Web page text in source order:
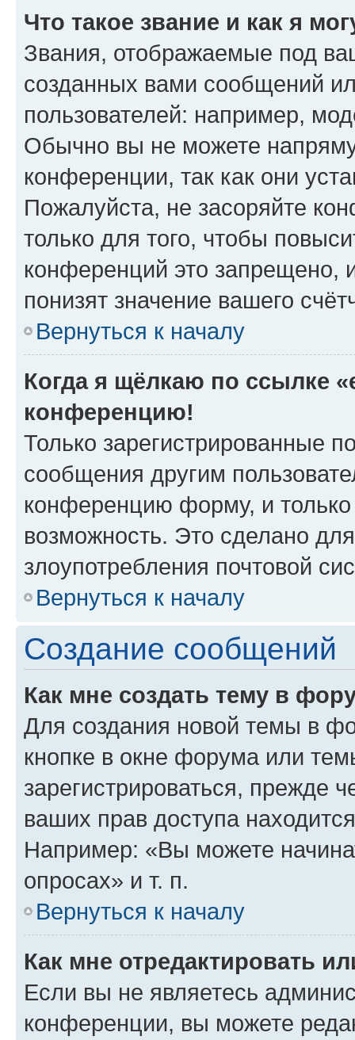
Что такое звание и как я
Звания, отображаемые под
созданных вами сообщений
пользователей: например,
Обычно вы не можете
конференции, так как они
Пожалуйста, не засоряйте
только для того, чтобы
конференций это запрещено,
понизят значение вашего
Вернуться к началу
Когда я щёлкаю по ссылке
конференцию!
Только зарегистрированные
сообщения другим
конференцию форму, и
возможность. Это сделано
злоупотребления почтовой
Вернуться к началу
Создание сообщений
Как мне создать тему в
Для создания новой темы в
кнопке в окне форума или
зарегистрироваться, прежде
ваших прав доступа
Например: «Вы можете
опросах» и т. п.
Вернуться к началу
Как мне отредактировать
Если вы не являетесь
конференции, вы можете